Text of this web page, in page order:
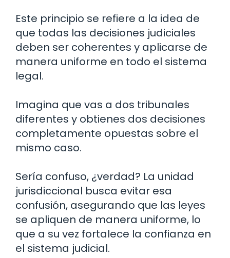
Este principio se refiere a la idea de
que todas las decisiones judiciales
deben ser coherentes y aplicarse de
manera uniforme en todo el sistema
legal.
Imagina que vas a dos tribunales
diferentes y obtienes dos decisiones
completamente opuestas sobre el
mismo caso.
Sería confuso, ¿verdad? La unidad
jurisdiccional busca evitar esa
confusión, asegurando que las leyes
se apliquen de manera uniforme, lo
que a su vez fortalece la confianza en
el sistema judicial.